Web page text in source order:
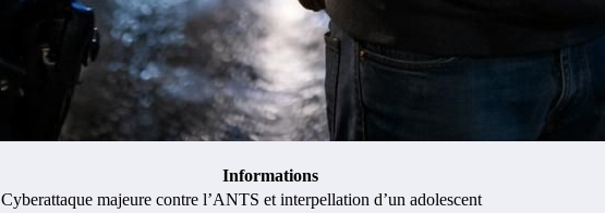
Informations
Cyberattaque majeure contre l’ANTS et interpellation d’un adolescent